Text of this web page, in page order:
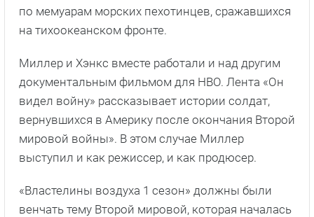
по мемуарам морских пехотинцев, сражавшихся
на тихоокеанском фронте.
Миллер и Хэнкс вместе работали и над другим
документальным фильмом для HBO. Лента «Он
видел войну» рассказывает истории солдат,
вернувшихся в Америку после окончания Второй
мировой войны». В этом случае Миллер
выступил и как режиссер, и как продюсер.
«Властелины воздуха 1 сезон» должны были
венчать тему Второй мировой, которая началась